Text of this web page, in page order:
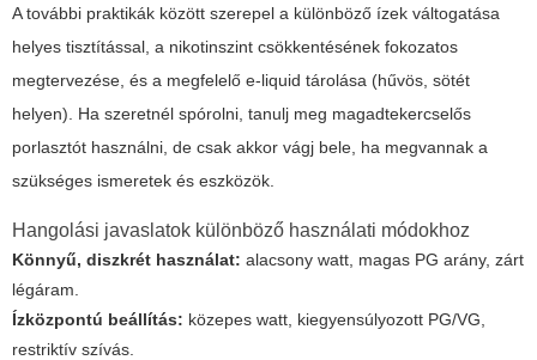
A további praktikák között szerepel a különböző ízek váltogatása
helyes tisztítással, a nikotinszint csökkentésének fokozatos
megtervezése, és a megfelelő e-liquid tárolása (hűvös, sötét
helyen). Ha szeretnél spórolni, tanulj meg magadtekercselős
porlasztót használni, de csak akkor vágj bele, ha megvannak a
szükséges ismeretek és eszközök.
Hangolási javaslatok különböző használati módokhoz
Könnyű, diszkrét használat: alacsony watt, magas PG arány, zárt
légáram.
Ízközpontú beállítás: közepes watt, kiegyensúlyozott PG/VG,
restriktív szívás.